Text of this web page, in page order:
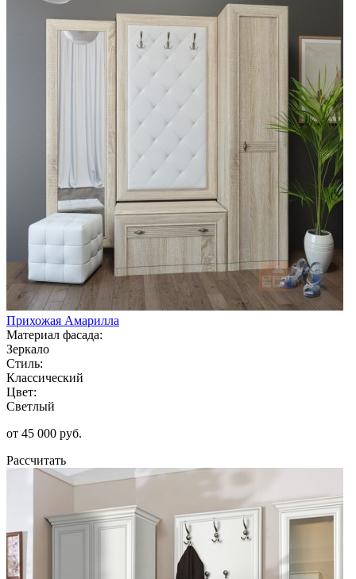
Прихожая Амарилла
Материал фасада:
Зеркало
Стиль:
Классический
Цвет:
Светлый
от 45 000 руб.
Рассчитать